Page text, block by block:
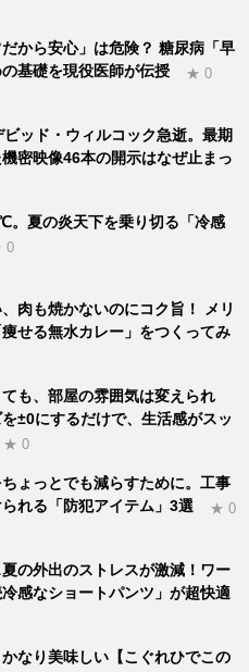
だから安心」は危険？ 糖尿病「早
基礎を現役医師が伝授
★ 0
ッド・ウィルコック急逝。最期
密映像46本の開示はなぜ止まっ
。夏の炎天下を乗り切る「冷感
0
肉も焼かないのにコク旨！ メリ
せる無水カレー」をつくってみ
も、部屋の雰囲気は変えられ
±0にするだけで、生活感がスッ
★ 0
ょっとでも減らすために。工事
れる「防犯アイテム」3選
★ 0
の外出のストレスが激減！ワー
感なショートパンツ」が超快適
なり美味しい【こぐれひでこの